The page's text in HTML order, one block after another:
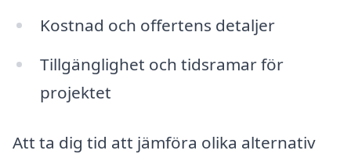
Kostnad och offertens detaljer
Tillgänglighet och tidsramar för
projektet
Att ta dig tid att jämföra olika alternativ